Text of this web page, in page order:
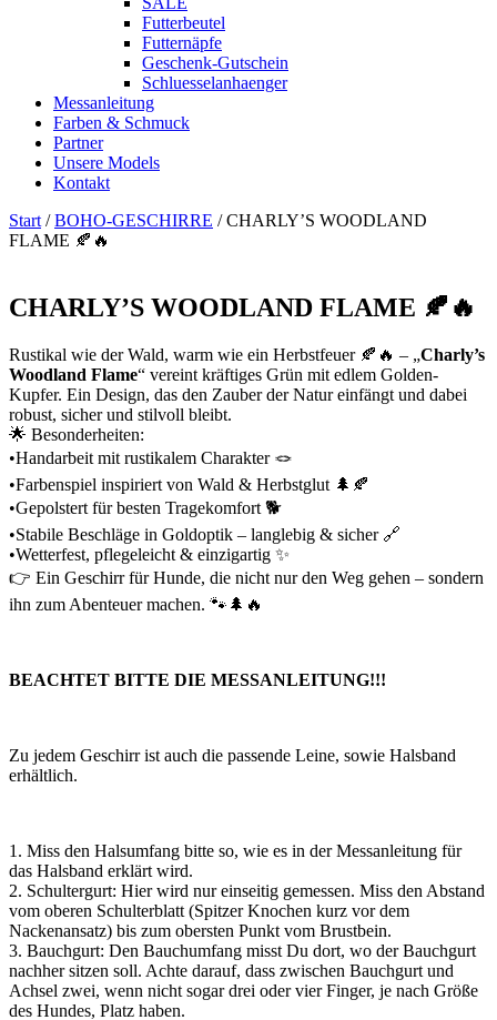
Futterbeutel
Futternäpfe
Geschenk-Gutschein
Schluesselanhaenger
Messanleitung
Farben & Schmuck
Partner
Unsere Models
Kontakt
Start /BOHO-GESCHIRRE / CHARLY’S WOODLAND
FLAME 🍂🔥
CHARLY’S WOODLAND FLAME 🍂🔥
Rustikal wie der Wald, warm wie ein Herbstfeuer 🍂🔥 – „Charly’s
Woodland Flame“ vereint kräftiges Grün mit edlem Golden-
Kupfer. Ein Design, das den Zauber der Natur einfängt und dabei
robust, sicher und stilvoll bleibt.
🌟 Besonderheiten:
•Handarbeit mit rustikalem Charakter 🪢
•Farbenspiel inspiriert von Wald & Herbstglut 🌲🍂
•Gepolstert für besten Tragekomfort 🐕
•Stabile Beschläge in Goldoptik – langlebig & sicher 🔗
•Wetterfest, pflegeleicht & einzigartig ✨
👉 Ein Geschirr für Hunde, die nicht nur den Weg gehen – sondern
ihn zum Abenteuer machen. 🐾🌲🔥
BEACHTET BITTE DIE MESSANLEITUNG!!!
Zu jedem Geschirr ist auch die passende Leine, sowie Halsband
erhältlich.
1. Miss den Halsumfang bitte so, wie es in der Messanleitung für
das Halsband erklärt wird.
2. Schultergurt: Hier wird nur einseitig gemessen. Miss den Abstand
vom oberen Schulterblatt (Spitzer Knochen kurz vor dem
Nackenansatz) bis zum obersten Punkt vom Brustbein.
3. Bauchgurt: Den Bauchumfang misst Du dort, wo der Bauchgurt
nachher sitzen soll. Achte darauf, dass zwischen Bauchgurt und
Achsel zwei, wenn nicht sogar drei oder vier Finger, je nach Größe
des Hundes, Platz haben.